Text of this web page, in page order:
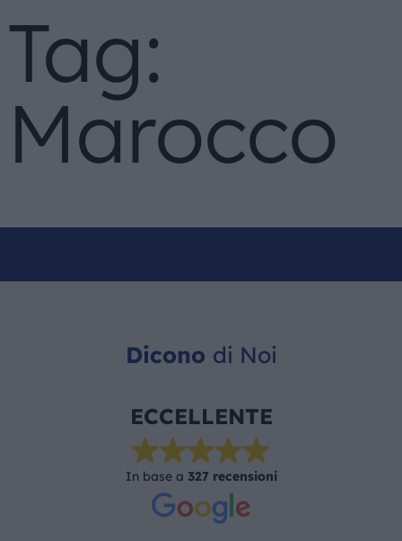
IL MONDO GITAN
CONTATTI
Tag:
Marocco
Dicono di Noi
ECCELLENTE
In base a 327 recensioni